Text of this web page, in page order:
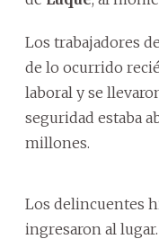
Los trabajadores
de lo ocurrido
laboral y se
seguridad estaba
millones.
Los delincuentes
ingresaron al lugar.